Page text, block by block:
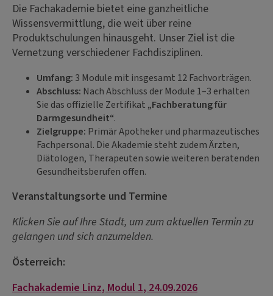
Die Fachakademie bietet eine ganzheitliche
Wissensvermittlung, die weit über reine
Produktschulungen hinausgeht. Unser Ziel ist die
Vernetzung verschiedener Fachdisziplinen.
Umfang: 3 Module mit insgesamt 12 Fachvorträgen.
Abschluss: Nach Abschluss der Module 1–3 erhalten
Sie das offizielle Zertifikat „Fachberatung für
Darmgesundheit“.
Zielgruppe: Primär Apotheker und pharmazeutisches
Fachpersonal. Die Akademie steht zudem Ärzten,
Diätologen, Therapeuten sowie weiteren beratenden
Gesundheitsberufen offen.
Veranstaltungsorte und Termine
Klicken Sie auf Ihre Stadt, um zum aktuellen Termin zu
gelangen und sich anzumelden.
Österreich:
Fachakademie Linz, Modul 1, 24.09.2026